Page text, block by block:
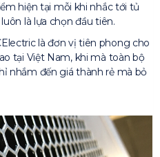
hiện tại mỗi khi nhắc tới tủ
là lựa chọn đầu tiên.
là đơn vị tiên phong cho
tại Việt Nam, khi mà toàn bộ
nhắm đến giá thành rẻ mà bỏ